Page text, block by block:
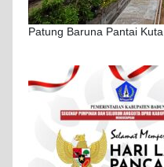
Patung Baruna Pantai Kuta